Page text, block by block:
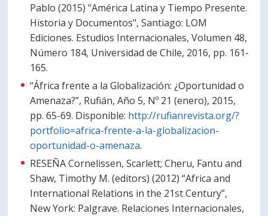
Pablo (2015) "América Latina y Tiempo Presente.
Historia y Documentos", Santiago: LOM
Ediciones. Estudios Internacionales, Volumen 48,
Número 184, Universidad de Chile, 2016, pp. 161-
165.
“África frente a la Globalización: ¿Oportunidad o
Amenaza?”, Rufián, Año 5, Nº 21 (enero), 2015,
pp. 65-69. Disponible: http://rufianrevista.org/?
portfolio=africa-frente-a-la-globalizacion-
oportunidad-o-amenaza.
RESEÑA Cornelissen, Scarlett; Cheru, Fantu and
Shaw, Timothy M. (editors) (2012) “Africa and
International Relations in the 21st Century”,
New York: Palgrave. Relaciones Internacionales,